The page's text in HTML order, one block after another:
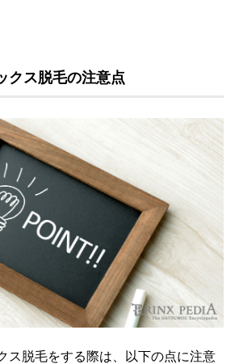
クス脱毛の注意点
ス脱毛をする際は、以下の点に注意